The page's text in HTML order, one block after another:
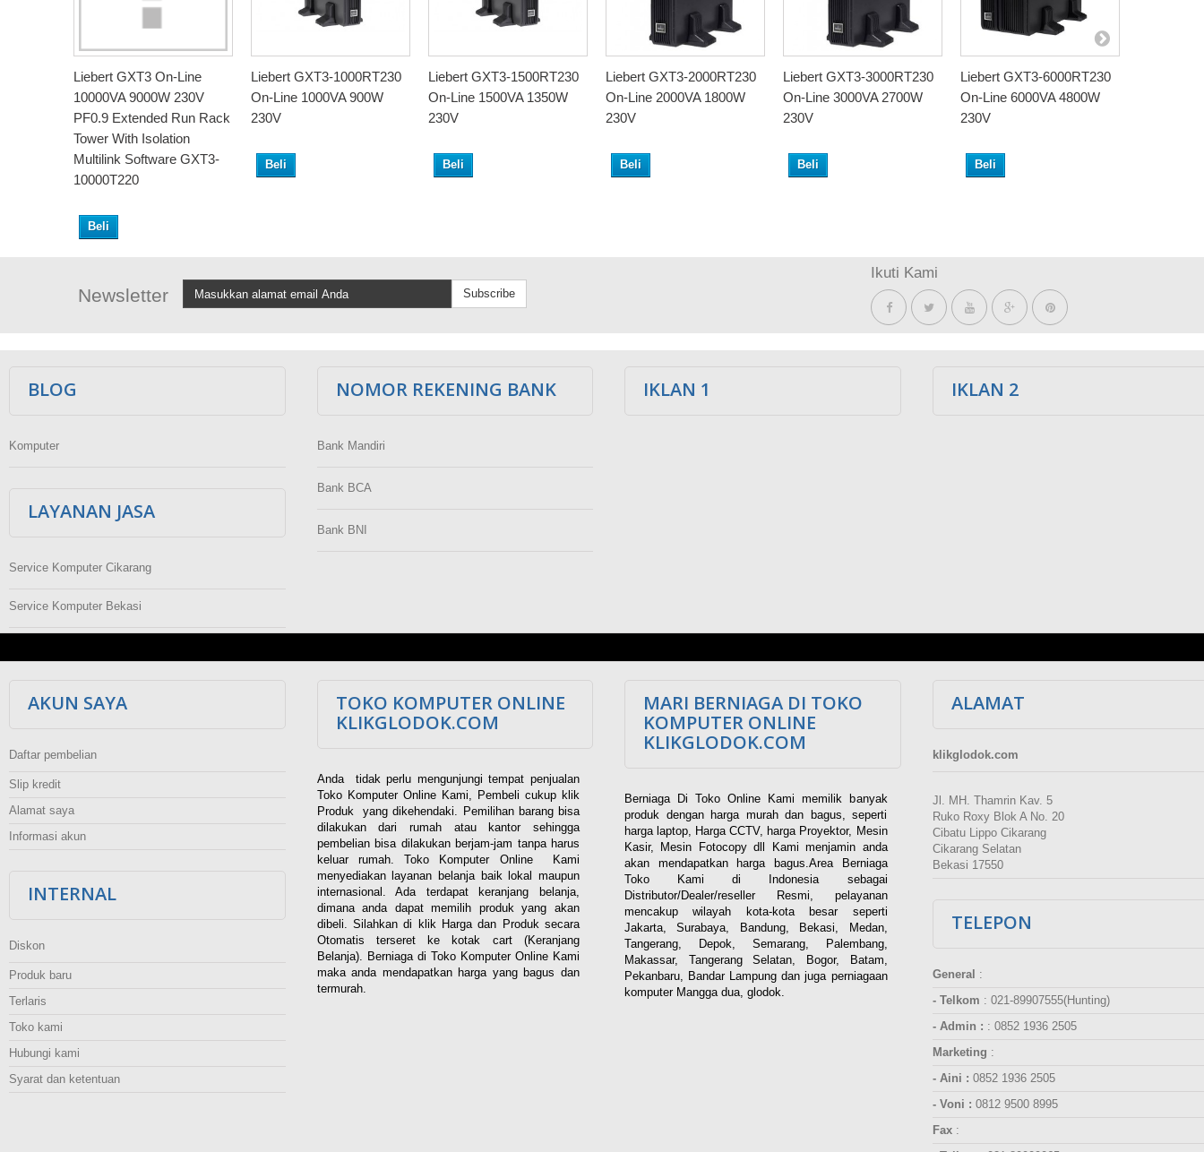
Liebert GXT3 On-Line
10000VA 9000W 230V
PF0.9 Extended Run Rack
Tower With Isolation
Multilink Software GXT3-
10000T220
Beli
Liebert GXT3-1000RT230
On-Line 1000VA 900W
230V
Beli
Liebert GXT3-1500RT230
On-Line 1500VA 1350W
230V
Beli
Liebert GXT3-2000RT230
On-Line 2000VA 1800W
230V
Beli
Liebert GXT3-3000RT230
On-Line 3000VA 2700W
230V
Beli
Liebert GXT3-6000RT230
On-Line 6000VA 4800W
230V
Beli
Newsletter Subscribe
Ikuti Kami
BLOG
Komputer
LAYANAN JASA
Service Komputer Cikarang
Service Komputer Bekasi
NOMOR REKENING BANK
Bank Mandiri
Bank BCA
Bank BNI
IKLAN 1 IKLAN 2
AKUN SAYA
Daftar pembelian
Slip kredit
Alamat saya
Informasi akun
INTERNAL
Diskon
Produk baru
Terlaris
Toko kami
Hubungi kami
Syarat dan ketentuan
TOKO KOMPUTER ONLINE
KLIKGLODOK.COM
Anda tidak perlu mengunjungi tempat penjualan
Toko Komputer Online Kami, Pembeli cukup klik
Produk yang dikehendaki. Pemilihan barang bisa
dilakukan dari rumah atau kantor sehingga
pembelian bisa dilakukan berjam-jam tanpa harus
keluar rumah. Toko Komputer Online Kami
menyediakan layanan belanja baik lokal maupun
internasional. Ada terdapat keranjang belanja,
dimana anda dapat memilih produk yang akan
dibeli. Silahkan di klik Harga dan Produk secara
Otomatis terseret ke kotak cart (Keranjang
Belanja). Berniaga di Toko Komputer Online Kami
maka anda mendapatkan harga yang bagus dan
termurah.
MARI BERNIAGA DI TOKO
KOMPUTER ONLINE
KLIKGLODOK.COM
Berniaga Di Toko Online Kami memilik banyak
produk dengan harga murah dan bagus, seperti
harga laptop, Harga CCTV, harga Proyektor, Mesin
Kasir, Mesin Fotocopy dll Kami menjamin anda
akan mendapatkan harga bagus.Area Berniaga
Toko Kami di Indonesia sebagai
Distributor/Dealer/reseller Resmi, pelayanan
mencakup wilayah kota-kota besar seperti
Jakarta, Surabaya, Bandung, Bekasi, Medan,
Tangerang, Depok, Semarang, Palembang,
Makassar, Tangerang Selatan, Bogor, Batam,
Pekanbaru, Bandar Lampung dan juga perniagaan
komputer Mangga dua, glodok.
ALAMAT
klikglodok.com
Jl. MH. Thamrin Kav. 5
Ruko Roxy Blok A No. 20
Cibatu Lippo Cikarang
Cikarang Selatan
Bekasi 17550
TELEPON
General :
- Telkom : 021-89907555(Hunting)
- Admin : : 0852 1936 2505
Marketing :
- Aini : 0852 1936 2505
- Voni : 0812 9500 8995
Fax: